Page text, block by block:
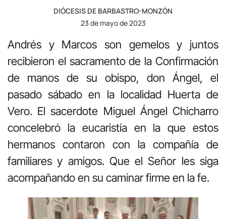
DIÓCESIS DE BARBASTRO-MONZÓN
23 de mayo de 2023
Andrés y Marcos son gemelos y juntos
recibieron el sacramento de la Confirmación
de manos de su obispo, don Ángel, el
pasado sábado en la localidad Huerta de
Vero. El sacerdote Miguel Ángel Chicharro
concelebró la eucaristía en la que estos
hermanos contaron con la compañía de
familiares y amigos. Que el Señor les siga
acompañando en su caminar firme en la fe.